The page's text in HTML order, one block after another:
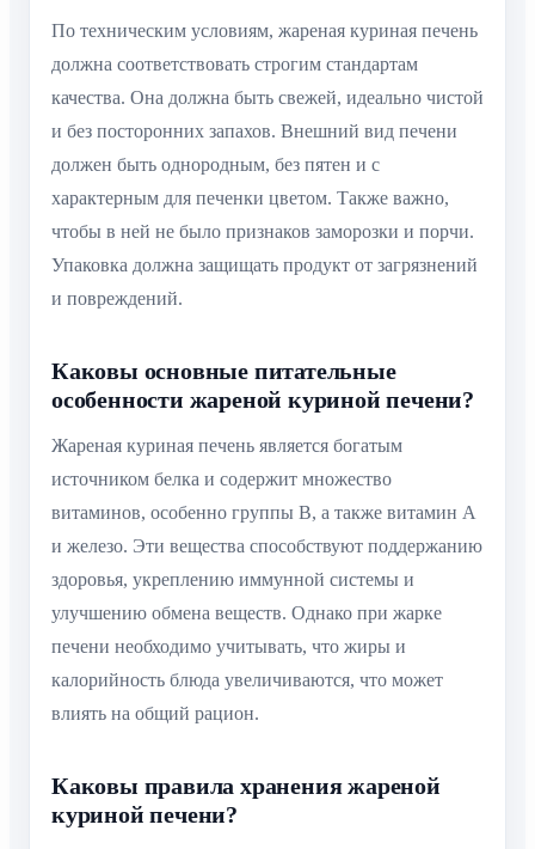
По техническим условиям, жареная куриная печень
должна соответствовать строгим стандартам
качества. Она должна быть свежей, идеально чистой
и без посторонних запахов. Внешний вид печени
должен быть однородным, без пятен и с
характерным для печенки цветом. Также важно,
чтобы в ней не было признаков заморозки и порчи.
Упаковка должна защищать продукт от загрязнений
и повреждений.
Каковы основные питательные
особенности жареной куриной печени?
Жареная куриная печень является богатым
источником белка и содержит множество
витаминов, особенно группы B, а также витамин A
и железо. Эти вещества способствуют поддержанию
здоровья, укреплению иммунной системы и
улучшению обмена веществ. Однако при жарке
печени необходимо учитывать, что жиры и
калорийность блюда увеличиваются, что может
влиять на общий рацион.
Каковы правила хранения жареной
куриной печени?